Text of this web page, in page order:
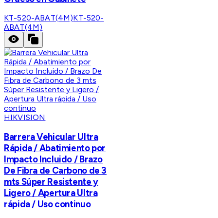
KT-520-ABAT(4M)KT-520-
ABAT(4M)
HIKVISION
Barrera Vehicular Ultra
Rápida / Abatimiento por
Impacto Incluido / Brazo
De Fibra de Carbono de 3
mts Súper Resistente y
Ligero / Apertura Ultra
rápida / Uso continuo